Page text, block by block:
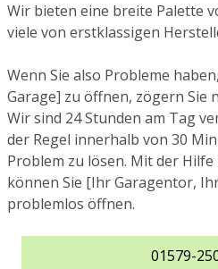
Wir bieten eine breite Palette
viele von erstklassigen
Wenn Sie also Probleme
Garage] zu öffnen, zögern Sie
Wir sind 24 Stunden am Tag
der Regel innerhalb von 30
Problem zu lösen. Mit der
können Sie [Ihr Garagentor,
problemlos öffnen.
01579-